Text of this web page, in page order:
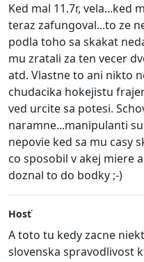
Ked mal 11.7r, vela...ked
teraz zafungoval...to ze
podla toho sa skakat
mu zratali za ten vecer
atd. Vlastne to ani nikto
chudacika hokejistu
ved urcite sa potesi.
naramne...manipulanti
nepovie ked sa mu casy
co sposobil v akej miere
doznal to do bodky ;-)
Hosť
A toto tu kedy zacne
slovenska spravodlivost